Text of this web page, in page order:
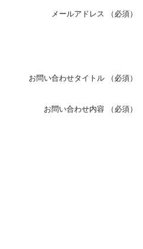
メールアドレス （必須）
お問い合わせタイトル （必須）
お問い合わせ内容 （必須）